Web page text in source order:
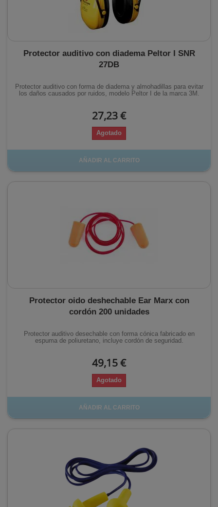
Protector auditivo con diadema Peltor I SNR
27DB
Protector auditivo con forma de diadema y almohadillas para evitar
los daños causados por ruidos, modelo Peltor I de la marca 3M.
27,23 €
Agotado
AÑADIR AL CARRITO
Protector oido deshechable Ear Marx con
cordón 200 unidades
Protector auditivo desechable con forma cónica fabricado en
espuma de poliuretano, incluye cordón de seguridad.
49,15 €
Agotado
AÑADIR AL CARRITO